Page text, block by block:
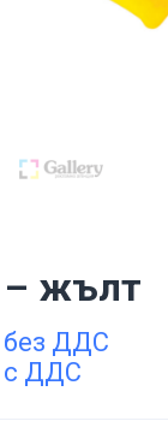
– жълт
без ДДС
с ДДС